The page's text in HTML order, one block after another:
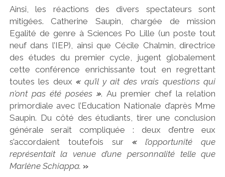
Ainsi, les réactions des divers spectateurs sont
mitigées. Catherine Saupin, chargée de mission
Egalité de genre à Sciences Po Lille (un poste tout
neuf dans l’IEP), ainsi que Cécile Chalmin, directrice
des études du premier cycle, jugent globalement
cette conférence enrichissante tout en regrettant
toutes les deux« qu’il y ait des vrais questions qui
n’ont pas été posées». Au premier chef la relation
primordiale avec l’Education Nationale d’après Mme
Saupin. Du côté des étudiants, tirer une conclusion
générale serait compliquée : deux d’entre eux
s’accordaient toutefois sur
«l’opportunité que
représentait la venue d’une personnalité telle que
Marlène Schiappa. »